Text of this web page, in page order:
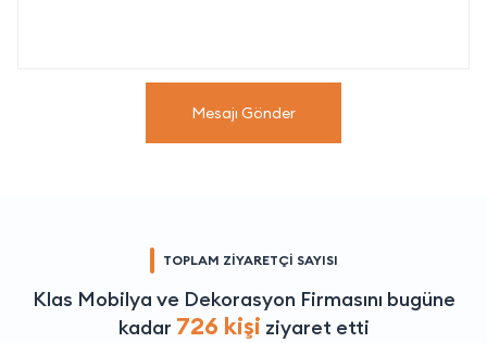
Mesajı Gönder
TOPLAM ZİYARETÇİ SAYISI
Klas Mobilya ve Dekorasyon Firmasını bugüne
kadar 726 kişi ziyaret etti